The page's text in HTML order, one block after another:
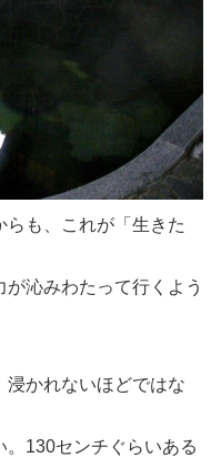
も、これが「生きた
沁みわたって行くよう
浸かれないほどではな
130センチぐらいある